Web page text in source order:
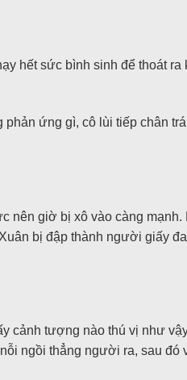
hết sức bình sinh để thoát ra
ứng gì, cô lùi tiếp chân
nên giờ bị xô vào càng
bị đập thành người giấy
cảnh tượng nào thú vị như
ngồi thẳng người ra, sau đó